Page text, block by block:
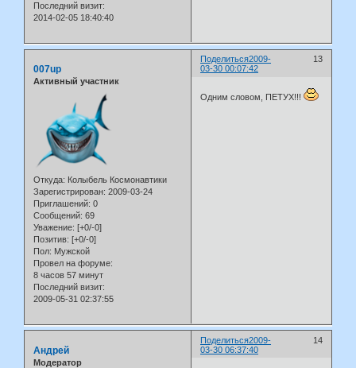
Последний визит:
2014-02-05 18:40:40
Поделиться 13
2009-
03-30 00:07:42
007up
Активный участник
Откуда: Колыбель Космонавтики
Зарегистрирован: 2009-03-24
Приглашений: 0
Сообщений: 69
Уважение: [+0/-0]
Позитив: [+0/-0]
Пол: Мужской
Провел на форуме:
8 часов 57 минут
Последний визит:
2009-05-31 02:37:55
Одним словом, ПЕТУХ!!!
Поделиться 14
2009-
03-30 06:37:40
Андрей
Модератор